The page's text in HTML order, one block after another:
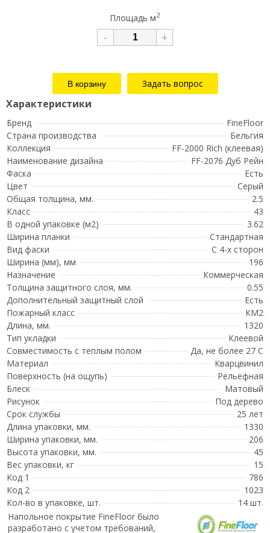
Площадь м2
- +
Задать вопрос
Бренд
FineFloor
Страна производства
Бельгия
Коллекция
FF-2000 Rich (клеевая)
Наименование дизайна
FF-2076 Дуб Рейн
Фаска
Есть
Цвет
Серый
Общая толщина, мм.
2.5
Класс
43
В одной упаковке (м2)
3.62
Ширина планки
Стандартная
Вид фаски
С 4-х сторон
Ширина (мм), мм
196
Назначение
Коммерческая
Толщина защитного слоя, мм.
0.55
Дополнительный защитный слой
Есть
Пожарный класс
КМ2
Длина, мм.
1320
Тип укладки
Клеевой
Совместимость с теплым полом
Да, не более 27 С
Материал
Кварцвинил
Поверхность (на ощупь)
Рельефная
Блеск
Матовый
Рисунок
Под дерево
Срок службы
25 лет
Длина упаковки, мм.
1330
Ширина упаковки, мм.
206
Высота упаковки, мм.
45
Вес упаковки, кг
15
Код 1
786
Код 2
1023
Кол-во в упаковке, шт.
14 шт.
Напольное покрытие FineFloor было
разработано с учетом требований,